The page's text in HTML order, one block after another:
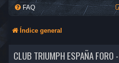
FAQ
Índice general
CLUB TRIUMPH ESPAÑA FORO